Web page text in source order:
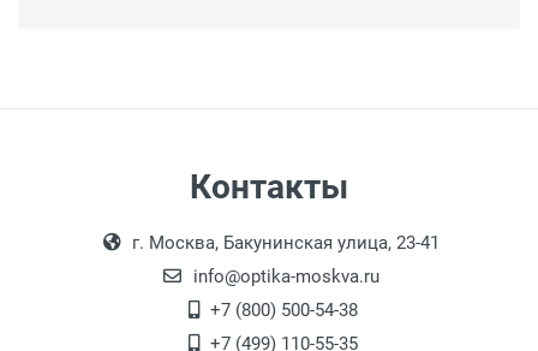
Контакты
г. Москва, Бакунинская улица, 23-41
info@optika-moskva.ru
+7 (800) 500-54-38
+7 (499) 110-55-35